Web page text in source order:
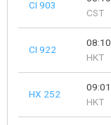
CI 903
CST
CI 922
08:10
HKT
HX 252
09:01
HKT